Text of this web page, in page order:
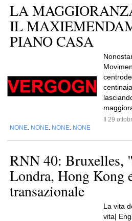
LA
IL
PIANO CASA
Il 29
NONE NONE NONE NONE
RNN 40: Bruxelles,
Londra, Hong Kong
transazionale
La vita
vita|